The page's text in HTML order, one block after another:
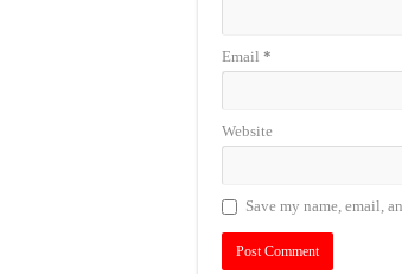
Email *
Website
Save my name, email,